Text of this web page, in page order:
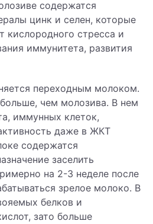
содержатся
цинк и селен, которые
стресса и
иммунитета, развития
переходным молоком.
чем молозива. В нем
иммунных клеток,
даже в ЖКТ
содержатся
заселить
на 2-3 неделе после
зрелое молоко. В
белков и
зато больше